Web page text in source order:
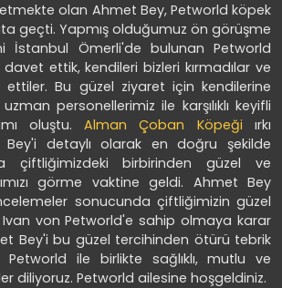
olan Ahmet Bey, Petworld köpek
geçti. Yapmış olduğumuz ön görüşme
İstanbul Ömerli'de bulunan Petworld
ettik, kendileri bizleri kırmadılar ve
Bu güzel ziyaret için kendilerine
personellerimiz ile karşılıklı keyifli
oluştu.Alman Çoban Köpeği ırkı
Bey'i detaylı olarak en doğru şekilde
çiftliğimizdeki birbirinden güzel ve
görme vaktine geldi. Ahmet Bey
sonucunda çiftliğimizin güzel
Ivan von Petworld'e sahip olmaya karar
Bey'i bu güzel tercihinden ötürü tebrik
ile birlikte sağlıklı, mutlu ve
diliyoruz. Petworld ailesine hoşgeldiniz.